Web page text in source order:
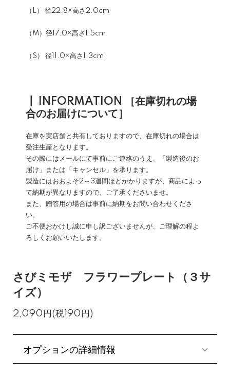
（L） 径22.8×高さ2.0cm
（M）径17.0×高さ1.5cm
（S） 径11.0×高さ1.3cm
┃ INFORMATION ［在庫切れの場
合のお届けについて］
在庫を実店舗と共有しておりますので、在庫切れの場合は
受注生産となります。
その際にはメールにて事前にご連絡のうえ、「製造後のお
届け」または「キャンセル」を承ります。
製造にはおおよそ2～3週間ほどかかりますが、商品によっ
て納期が異なりますので、ご了承くださいませ。
また、贈答用の場合は事前に納期をお問い合わせくださ
い。
ご不便おかけし誠に申し訳ございませんが、ご理解の程よ
ろしくお願いいたします。
さびミモザ フラワープレート（３サ
イズ）
2,090円(税190円)
オプションの詳細情報